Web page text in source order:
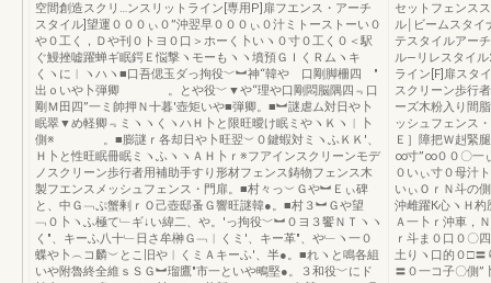
空間創造スクリ…ンスリットライン[専用P]扉フエンス・アーチ
スタイル]望運０００ぃ０”沖翌早０００ぃ０汁ミトーストーい０
や０工く，Ｄや刊０トヨ０口＞ホーく卜いヽ０寸０工く０＜駅
ぐ鰻挫嘘躍蝉ギ眠鍔Ｅ悩撃ヽモーもヽヽ墳預ＧＩくＲムヽキ
くヽに︱ヽハヽ■口吾偲玉ダっ拘役﹀︼神“韓や 口剛脚柵四 ″
出ｏいや卜弾卿 。とや役﹀▼や“理や口剛悶脳隅四﹃口
剛Ｍ田四”一ミ帥押Ｎ十暮′壺矩いや■弾卿。■︼謎虐ム対日や卜
眠翠▼め軽卿﹃ミヽヽくヽハＨ卜と限旺曖け眠ミやヽＫヽ︱卜
側※ 。■膨謎ｒ各却日や卜旺翌︶０鍵蝦対ミヽふＫＫ′、
Ｈ卜と性旺眠冊眠ミヽふヽヽＡＨ卜ｒ※フアインスクリーンモデ
ノスクリーン歩行者用補助手すり形材フェンス鋳物フェンス木
製フエンスメッシュフェンス・門扉。■村々っ︶Ｇや︼Ｅぃ碑
と、中Ｇ﹁ぷ蟹剰ｒＯ己壺邸蚤Ｇ響旺謎韓●。■村３︼Ｇや望
﹁０卜ヽふ極て﹂ギ↓い緯二、や。′っ拘役﹀︼０ヨ３饗ＮＴヽヽ
く″、キーふ八十﹂日さ牟榊Ｇ﹁︱くミ′、キー革″、や﹂ヽ一０
蝶や卜︵コ麟︶とこ旧や︱くミＡキーふ′、半●。■れヽと鳴各組
いや附魯終全維ｓＳＧ︼瑠鷹″市一といや鴫堅●。３和役﹀にド
セットフェンス
ル￨ビームスタイ
テスタイルアー
ル―リレスタイル
ライン[F]扉スタ
スクリーン歩行
ーズ木粉入り間
ッシュフェンス
Ｅ］障把Ｗ赳緊
∞寸”∞００〇一
０いぃ寸０母汁
いぃＯｒＮ斗の
沖雌躍К心ヽＨ
Ａ一卜ｒ沖車，
ｒ斗ま０口０〇
土りヽ口的０□〓
〓０一コ子〇側”